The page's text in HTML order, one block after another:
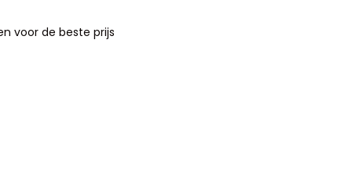
voor de beste prijs